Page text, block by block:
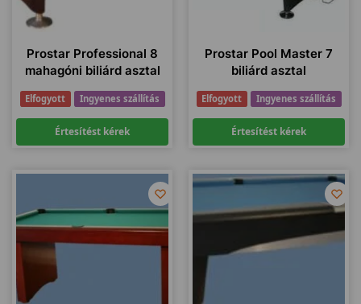
Prostar Professional 8
mahagóni biliárd asztal
Elfogyott Ingyenes szállítás
Értesítést kérek
Prostar Pool Master 7
biliárd asztal
Elfogyott Ingyenes szállítás
Értesítést kérek